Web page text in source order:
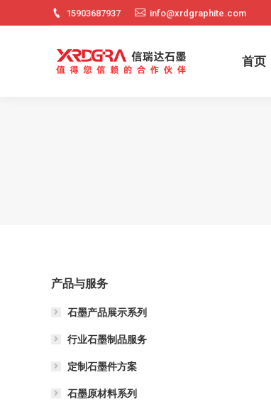
15903687937 info@xrdgraphite.com
首页
产品与服务
石墨产品展示系列
行业石墨制品服务
定制石墨件方案
石墨原材料系列
首页